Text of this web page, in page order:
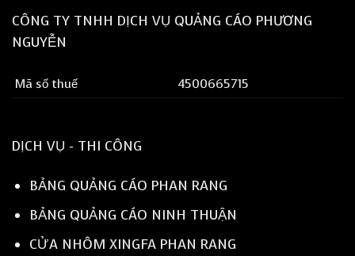
CÔNG TY TNHH DỊCH VỤ QUẢNG CÁO PHƯƠNG
NGUYỄN
Mã số thuế 4500665715
DỊCH VỤ - THI CÔNG
BẢNG QUẢNG CÁO PHAN RANG
BẢNG QUẢNG CÁO NINH THUẬN
CỬA NHÔM XINGFA PHAN RANG